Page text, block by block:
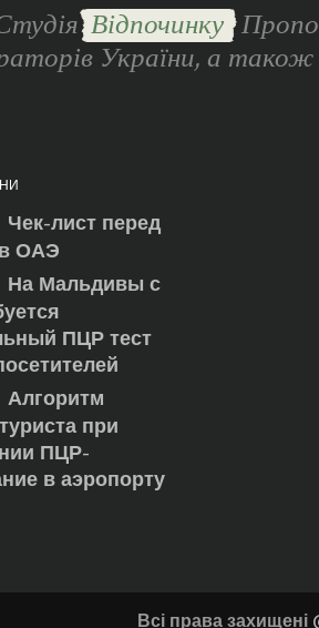
Відпочинку
України, а також
Чек-лист перед
ОАЭ
На Мальдивы с
ПЦР тест
Алгоритм
при
ПЦР-
в аэропорту
Всі права захищені